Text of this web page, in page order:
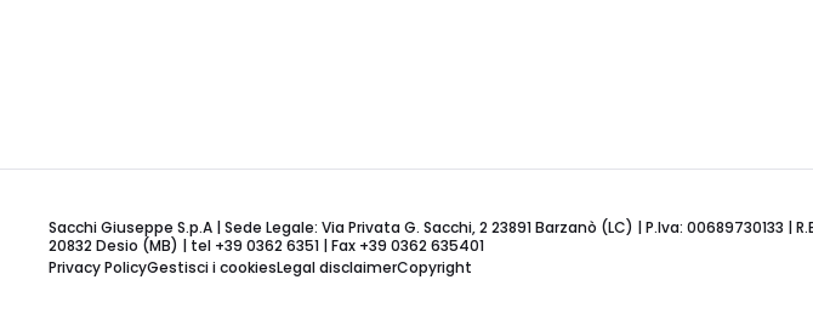
Sacchi Giuseppe S.p.A | Sede Legale: Via Privata G. Sacchi, 2 23891 Barzanò (LC) | P.Iva: 00689730133 |
20832 Desio (MB) | tel +39 0362 6351 | Fax +39 0362 635401
Privacy PolicyGestisci i cookiesLegal disclaimerCopyright